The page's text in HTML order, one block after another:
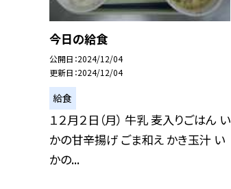
今日の給食
公開日 2024/12/04
更新日 2024/12/04
給食
１２月２日（月） 牛乳 麦入りごはん い
かの甘辛揚げ ごま和え かき玉汁 い
かの...